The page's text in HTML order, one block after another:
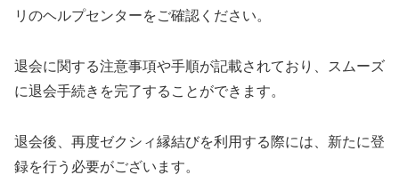
リのヘルプセンターをご確認ください。
退会に関する注意事項や手順が記載されており、スムーズ
に退会手続きを完了することができます。
退会後、再度ゼクシィ縁結びを利用する際には、新たに登
録を行う必要がございます。